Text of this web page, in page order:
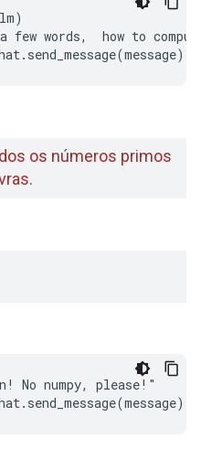
few words,  how to
os números primos
No numpy, please!"